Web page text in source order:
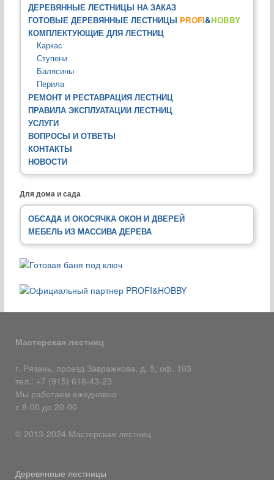
ДЕРЕВЯННЫЕ ЛЕСТНИЦЫ НА ЗАКАЗ
ГОТОВЫЕ ДЕРЕВЯННЫЕ ЛЕСТНИЦЫ PROFI&HOBBY
КОМПЛЕКТУЮЩИЕ ДЛЯ ЛЕСТНИЦ
Каркас
Ступени
Балясины
Перила
РЕМОНТ И РЕСТАВРАЦИЯ ЛЕСТНИЦ
ПРАВИЛА ЭКСПЛУАТАЦИИ ЛЕСТНИЦ
УСЛУГИ
ВОПРОСЫ И ОТВЕТЫ
КОНТАКТЫ
НОВОСТИ
Для дома и сада
ОБСАДА И ОКОСЯЧКА ОКОН И ДВЕРЕЙ
МЕБЕЛЬ ИЗ МАССИВА ДЕРЕВА
Мастерская лестниц
г. Рязань, проезд Завражнова, д. 5, оф. 103
тел.: +7 (915) 618-43-23
Мы работаем ежедневно
с 8-00 до 20-00
© 2013-2024 Мастерская лестниц
Деревянные лестницы